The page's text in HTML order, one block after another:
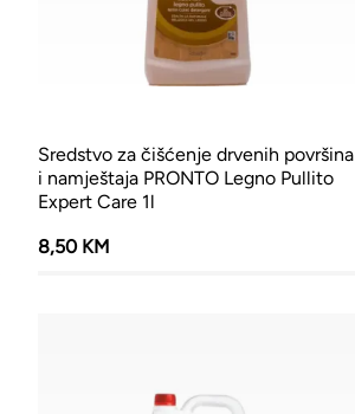
Sredstvo za čišćenje drvenih površina
i namještaja PRONTO Legno Pullito
Expert Care 1l
8,50 KM